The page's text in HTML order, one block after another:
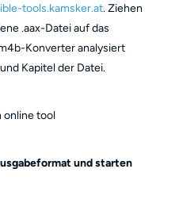
tools.kamsker.at. Ziehen
.aax-Datei auf das
Konverter analysiert
Kapitel der Datei.
und starten